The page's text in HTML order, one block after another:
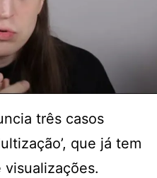
três casos
que já tem
visualizações.